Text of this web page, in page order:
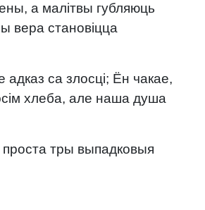
а малітвы губляюць
вера становіцца
адказ са злосці; Ён чакае,
хлеба, але наша душа
проста тры выпадковыя